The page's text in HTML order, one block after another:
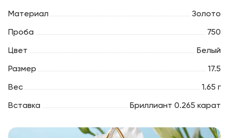
Материал Золото
Проба 750
Цвет Белый
Размер 17.5
Вес 1.65 г
Вставка Бриллиант 0.265 карат